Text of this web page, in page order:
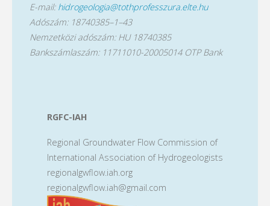
E-mail: hidrogeologia@tothprofesszura.elte.hu
Adószám: 18740385–1–43
Nemzetközi adószám: HU 18740385
Bankszámlaszám: 11711010-20005014 OTP Bank
RGFC-IAH
Regional Groundwater Flow Commission of
International Association of Hydrogeologists
regionalgwflow.iah.org
regionalgwflow.iah@gmail.com